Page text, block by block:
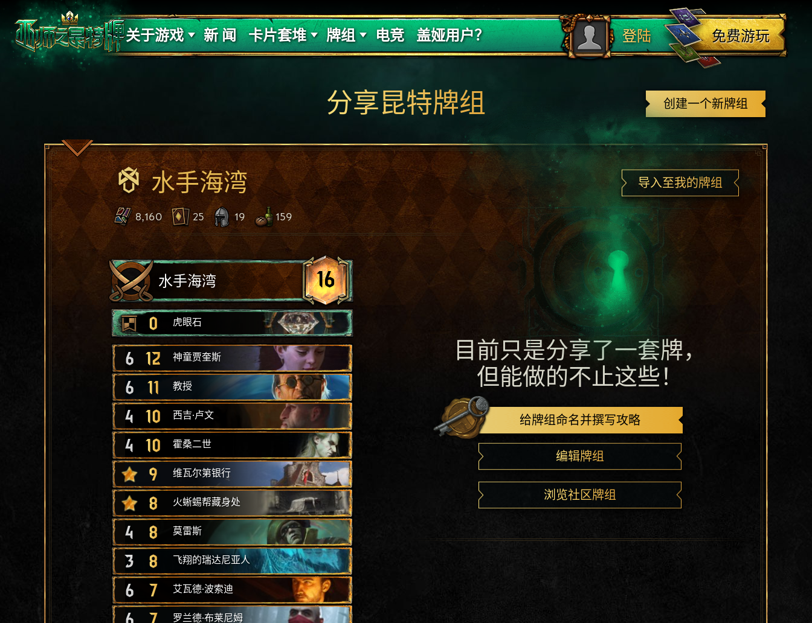
关于游戏
支持
新 闻 卡片套堆
力量的代价
牌组
牌组攻略
电竞 盖娅用户？ 登陆
登出
免费游玩
创建一个新牌组
分享昆特牌组
水手海湾 导入至我的牌组
8,160 25 19 159
水手海湾 16
0 虎眼石
6 12 神童贾奎斯
6 11 教授
4 10 西吉·卢文
4 10 霍桑二世
9 维瓦尔第银行
8 火蜥蜴帮藏身处
4 8 莫雷斯
3 8 飞翔的瑞达尼亚人
6 7 艾瓦德·波索迪
6 7 罗兰德·布莱尼姆
目前只是分享了一套牌，
但能做的不止这些！
给牌组命名并撰写攻略
编辑牌组
浏览社区牌组